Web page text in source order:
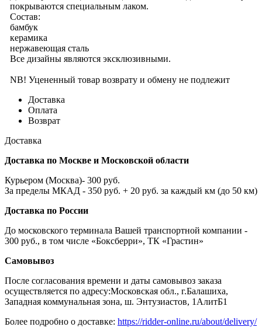
покрываются специальным лаком.
Состав:
бамбук
керамика
нержавеющая сталь
Все дизайны являются эксклюзивными.
NB! Уцененный товар возврату и обмену не подлежит
Доставка
Оплата
Возврат
Доставка
Доставка по Москве и Московской области
Курьером (Москва)- 300 руб.
За пределы МКАД - 350 руб. + 20 руб. за каждый км (до 50 км)
Доставка по России
До московского терминала Вашей транспортной компании -
300 руб., в том числе «Боксберри», ТК «Грастин»
Самовывоз
После согласования времени и даты самовывоз заказа
осуществляется по адресу:Московская обл., г.Балашиха,
Западная коммунальная зона, ш. Энтузиастов, 1АлитБ1
Более подробно о доставке: https://ridder-online.ru/about/delivery/